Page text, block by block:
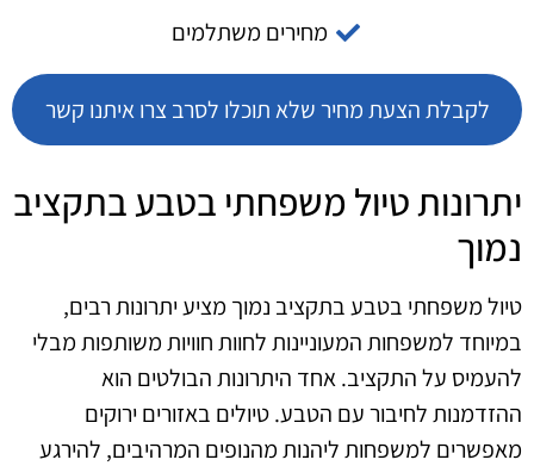
מחירים משתלמים
לקבלת הצעת מחיר שלא תוכלו לסרב צרו איתנו קשר
יתרונות טיול משפחתי בטבע בתקציב
נמוך
טיול משפחתי בטבע בתקציב נמוך מציע יתרונות רבים,
במיוחד למשפחות המעוניינות לחוות חוויות משותפות מבלי
להעמיס על התקציב. אחד היתרונות הבולטים הוא
ההזדמנות לחיבור עם הטבע. טיולים באזורים ירוקים
מאפשרים למשפחות ליהנות מהנופים המרהיבים, להירגע